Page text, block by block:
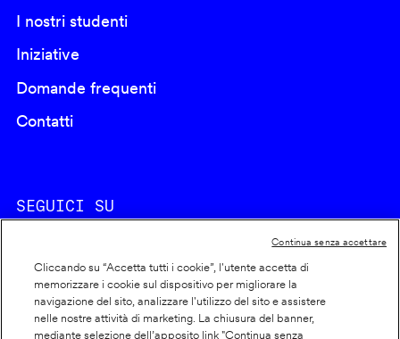
I nostri studenti
Iniziative
Domande frequenti
Contatti
SEGUICI SU
Cookie policy
Cliccando su “Accetta tutti i cookie”, l'utente accetta di
memorizzare i cookie sul dispositivo per migliorare la
navigazione del sito, analizzare l'utilizzo del sito e assistere
nelle nostre attività di marketing. La chiusura del banner,
mediante selezione dell’apposito link "Continua senza
Continua senza accettare